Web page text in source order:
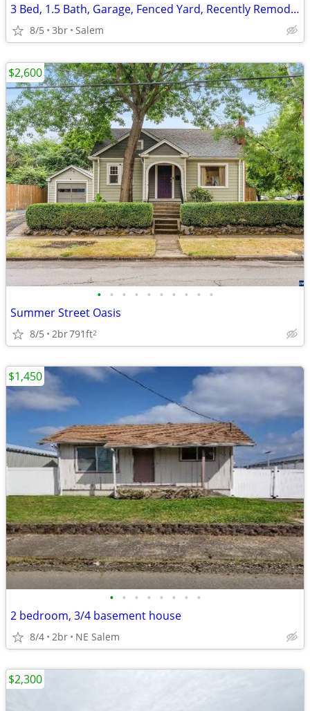
3 Bed, 1.5 Bath, Garage, Fenced Yard, Recently Remodeled
8/5 3br Salem
• • • • • • • • • •
Summer Street Oasis
8/5 2br791ft2
$2,600
• • • • • • • •
2 bedroom, 3/4 basement house
8/4 2br NE Salem
$1,450
$2,300